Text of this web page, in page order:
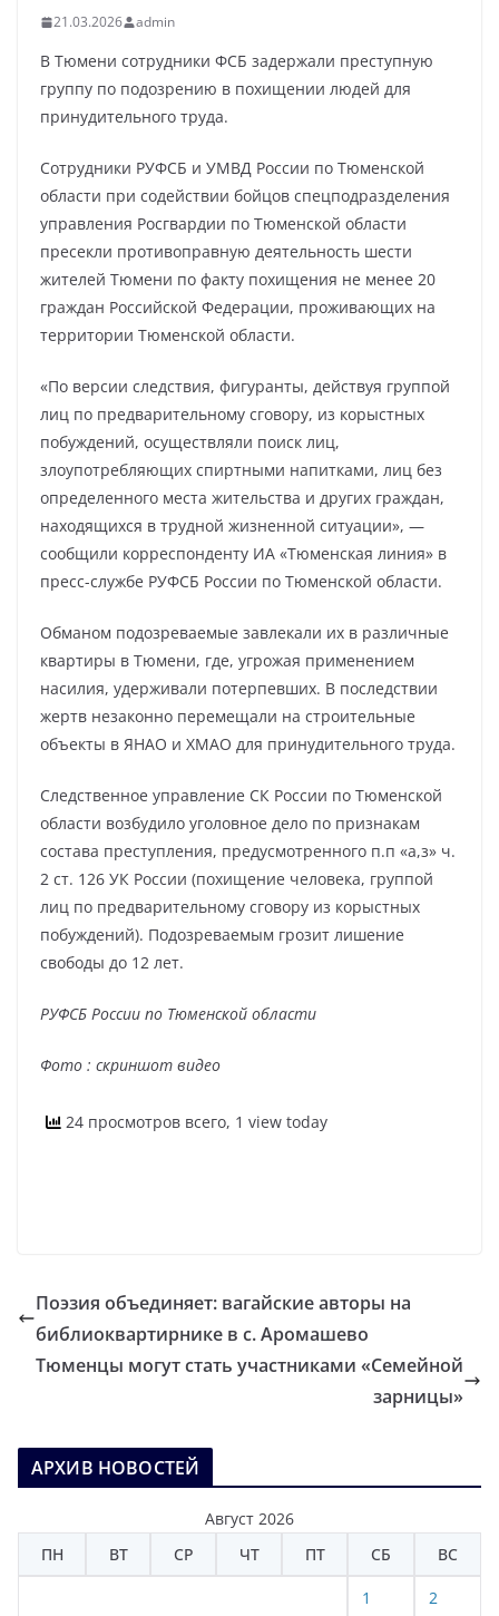
21.03.2026 admin
В Тюмени сотрудники ФСБ задержали преступную
группу по подозрению в похищении людей для
принудительного труда.
Сотрудники РУФСБ и УМВД России по Тюменской
области при содействии бойцов спецподразделения
управления Росгвардии по Тюменской области
пресекли противоправную деятельность шести
жителей Тюмени по факту похищения не менее 20
граждан Российской Федерации, проживающих на
территории Тюменской области.
«По версии следствия, фигуранты, действуя группой
лиц по предварительному сговору, из корыстных
побуждений, осуществляли поиск лиц,
злоупотребляющих спиртными напитками, лиц без
определенного места жительства и других граждан,
находящихся в трудной жизненной ситуации», —
сообщили корреспонденту ИА «Тюменская линия» в
пресс-службе РУФСБ России по Тюменской области.
Обманом подозреваемые завлекали их в различные
квартиры в Тюмени, где, угрожая применением
насилия, удерживали потерпевших. В последствии
жертв незаконно перемещали на строительные
объекты в ЯНАО и ХМАО для принудительного труда.
Следственное управление СК России по Тюменской
области возбудило уголовное дело по признакам
состава преступления, предусмотренного п.п «а,з» ч.
2 ст. 126 УК России (похищение человека, группой
лиц по предварительному сговору из корыстных
побуждений). Подозреваемым грозит лишение
свободы до 12 лет.
РУФСБ России по Тюменской области
Фото : скриншот видео
24 просмотров всего, 1 view today
Поэзия объединяет: вагайские авторы на
библиоквартирнике в с. Аромашево
Тюменцы могут стать участниками «Семейной
зарницы»
АРХИВ НОВОСТЕЙ
Август 2026
ПН
ВТ СР ЧТ ПТ СБ ВС
1 2